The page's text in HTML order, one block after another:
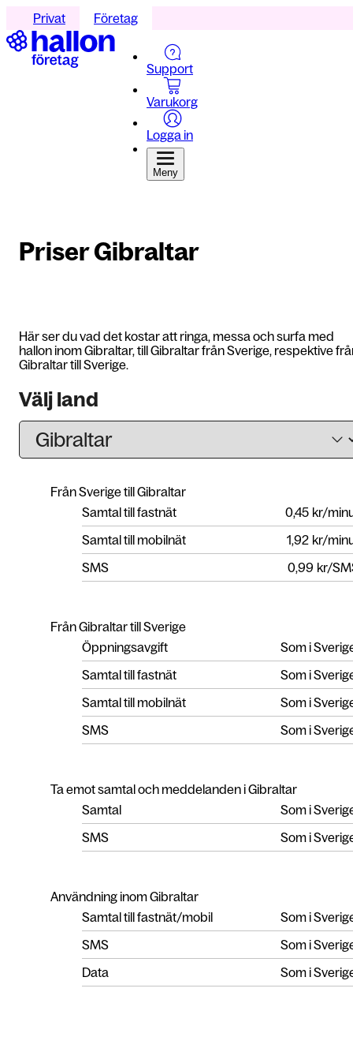
Privat Företag
Support
Varukorg
Logga in
Meny
Priser Gibraltar
Här ser du vad det kostar att ringa, messa och surfa med
hallon inom Gibraltar, till Gibraltar från Sverige, respektive
Gibraltar till Sverige.
Välj land
Från Sverige till Gibraltar
Samtal till fastnät
0,45 kr/
Samtal till mobilnät
1,92 kr/
SMS
0,99 kr/
Från Gibraltar till Sverige
Öppningsavgift
Som i
Samtal till fastnät
Som i
Samtal till mobilnät
Som i
SMS
Som i
Ta emot samtal och meddelanden i Gibraltar
Samtal
Som i
SMS
Som i
Användning inom Gibraltar
Samtal till fastnät/mobil
Som i
SMS
Som i
Data
Som i